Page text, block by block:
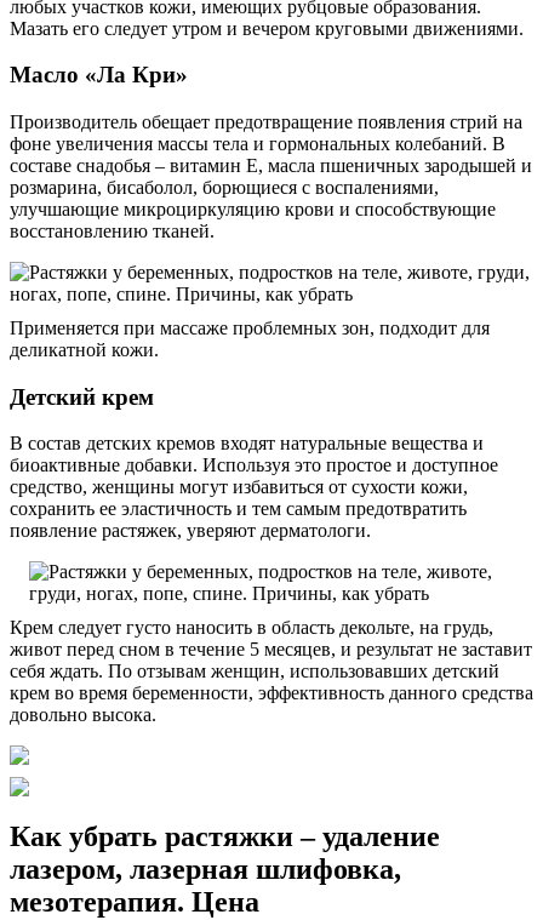
любых участков кожи, имеющих рубцовые образования.
Мазать его следует утром и вечером круговыми движениями.
Масло «Ла Кри»
Производитель обещает предотвращение появления стрий на
фоне увеличения массы тела и гормональных колебаний. В
составе снадобья – витамин Е, масла пшеничных зародышей и
розмарина, бисаболол, борющиеся с воспалениями,
улучшающие микроциркуляцию крови и способствующие
восстановлению тканей.
Применяется при массаже проблемных зон, подходит для
деликатной кожи.
Детский крем
В состав детских кремов входят натуральные вещества и
биоактивные добавки. Используя это простое и доступное
средство, женщины могут избавиться от сухости кожи,
сохранить ее эластичность и тем самым предотвратить
появление растяжек, уверяют дерматологи.
Крем следует густо наносить в область декольте, на грудь,
живот перед сном в течение 5 месяцев, и результат не заставит
себя ждать. По отзывам женщин, использовавших детский
крем во время беременности, эффективность данного средства
довольно высока.
Как убрать растяжки – удаление
лазером, лазерная шлифовка,
мезотерапия. Цена